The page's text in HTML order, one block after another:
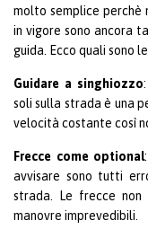
molto semplice perchè
in vigore sono ancora
guida. Ecco quali sono
Guidare a singhiozzo
soli sulla strada è una
velocità costante così
Frecce come optional
avvisare sono tutti
strada. Le frecce non
manovre imprevedibili.